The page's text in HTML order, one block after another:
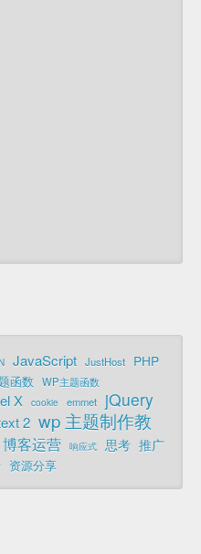
JavaScript JustHost
PHP
函数 WP主题函数
X cookie emmet jQuery
2 wp 主题制作教
博客运营 响应式 思考 推广
资源分享